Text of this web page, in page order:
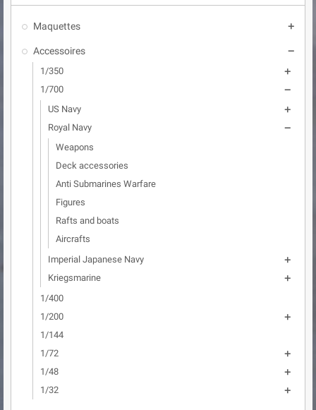
Maquettes 
Accessoires 
1/350 
1/700 
US Navy 
Royal Navy 
Weapons
Deck accessories
Anti Submarines Warfare
Figures
Rafts and boats
Aircrafts
Imperial Japanese Navy

Kriegsmarine 
1/400
1/200

1/144
1/72

1/48 
1/32 